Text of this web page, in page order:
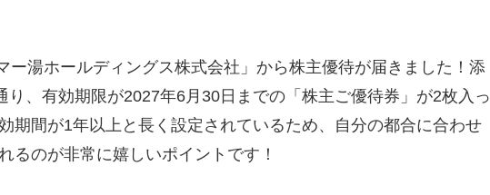
ー湯ホールディングス株式会社」から株主優待が届きました！添
、有効期限が2027年6月30日までの「株主ご優待券」が2枚入っ
期間が1年以上と長く設定されているため、自分の都合に合わせ
るのが非常に嬉しいポイントです！